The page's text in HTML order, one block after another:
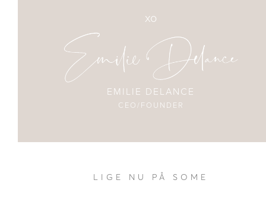
xo
EMILIE DELANCE
CEO/FOUNDER
LIGE NU PÅ SOME